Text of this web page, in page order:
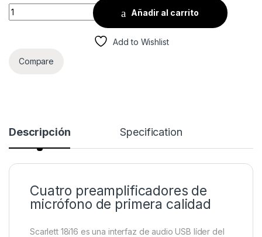
Quantity
Añadir al carrito
Add to Wishlist
Compare
Descripción Specification
Cuatro preamplificadores de
micrófono de primera calidad
Scarlett 18i16 es una interfaz de audio USB líder del